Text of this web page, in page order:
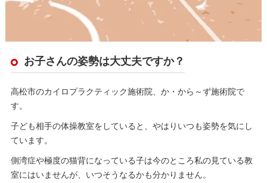
お子さんの姿勢は大丈夫ですか？
高松市のカイロプラクティック施術院、か・から～ず施術院で
す。
子ども相手の体操教室をしていると、やはりいつも姿勢を気にし
ています。
側湾症や極度の猫背になっている子は今のところ私の見ている教
室にはいませんが、いつそうなるかも分かりません。